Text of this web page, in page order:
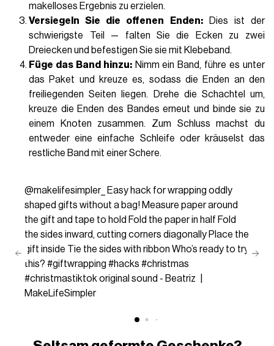
makelloses Ergebnis zu erzielen.
Versiegeln Sie die offenen Enden:Dies ist der
schwierigste Teil — falten Sie die Ecken zu zwei
Dreiecken und befestigen Sie sie mit Klebeband.
Füge das Band hinzu:Nimm ein Band, führe es unter
das Paket und kreuze es, sodass die Enden an den
freiliegenden Seiten liegen. Drehe die Schachtel um,
kreuze die Enden des Bandes erneut und binde sie zu
einem Knoten zusammen. Zum Schluss machst du
entweder eine einfache Schleife oder kräuselst das
restliche Band mit einer Schere.
@makelifesimpler_
Easy hack for wrapping oddly
shaped gifts without a bag! Measure paper around
the gift and tape to hold Fold the paper in half Fold
the sides inward, cutting corners diagonally Place the
gift inside Tie the sides with ribbon Who’s ready to try
this? #giftwrapping #hacks #christmas
#christmastiktok original sound - Beatriz |
MakeLifeSimpler